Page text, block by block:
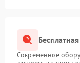
Современное